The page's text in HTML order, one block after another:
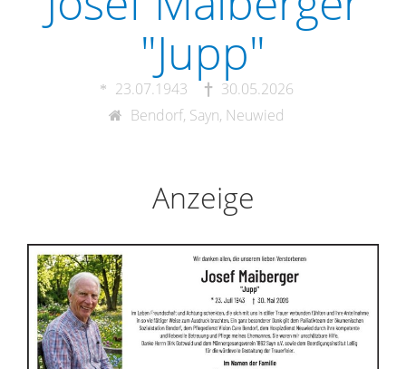
"Jupp"
23.07.1943
30.05.2026
Bendorf, Sayn, Neuwied
Anzeige